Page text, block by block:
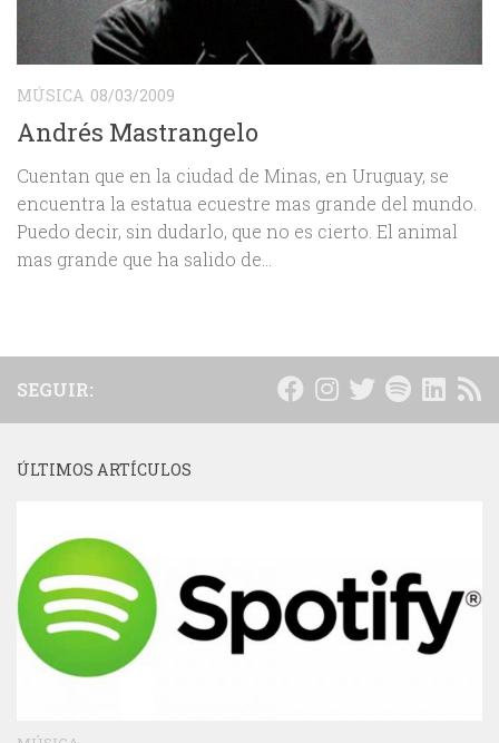
MÚSICA 08/03/2009
Andrés Mastrangelo
Cuentan que en la ciudad de Minas, en Uruguay, se
encuentra la estatua ecuestre mas grande del mundo.
Puedo decir, sin dudarlo, que no es cierto. El animal
mas grande que ha salido de...
SEGUIR:
ÚLTIMOS ARTÍCULOS